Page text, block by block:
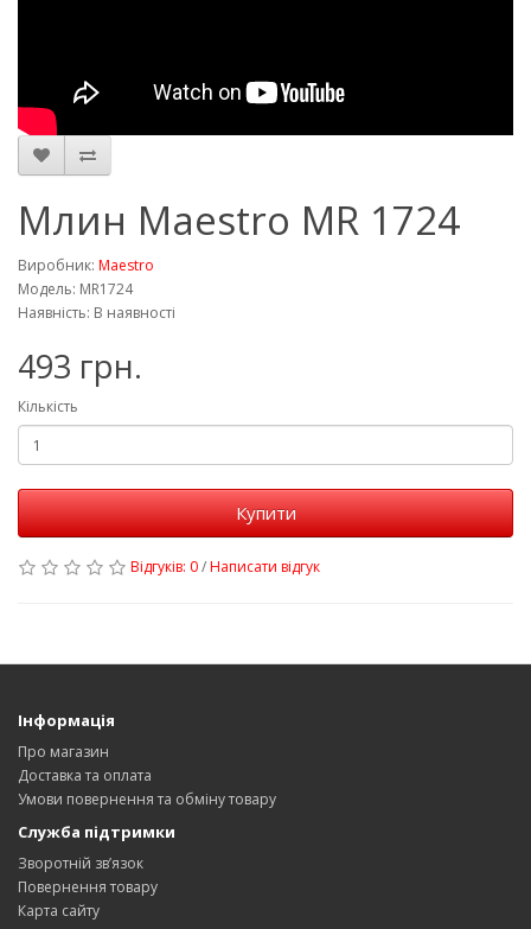
Млин Maestro MR 1724
Виробник: Maestro
Модель: MR1724
Наявність: В наявності
493 грн.
Кількість
Купити
Відгуків: 0/Написати відгук
Інформація
Про магазин
Доставка та оплата
Умови повернення та обміну товару
Служба підтримки
Зворотній зв’язок
Повернення товару
Карта сайту